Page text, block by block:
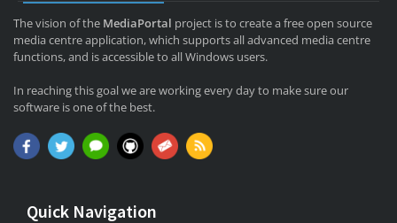
The vision of the MediaPortal project is to create a free open source
media centre application, which supports all advanced media centre
functions, and is accessible to all Windows users.
In reaching this goal we are working every day to make sure our
software is one of the best.
Quick Navigation